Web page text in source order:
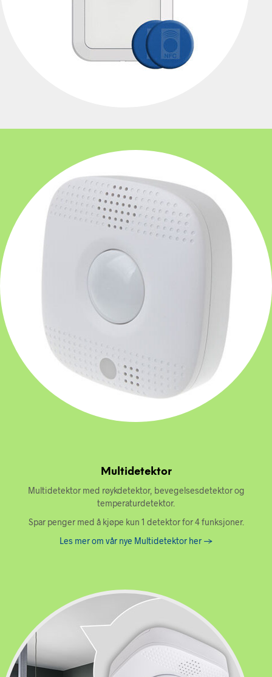
Multidetektor
Multidetektor med røykdetektor, bevegelsesdetektor og
temperaturdetektor.
Spar penger med å kjøpe kun 1 detektor for 4 funksjoner.
Les mer om vår nye Multidetektor her ->